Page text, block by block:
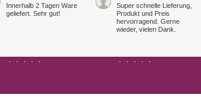
Innerhalb 2 Tagen Ware
geliefert. Sehr gut!
Super schnelle Lieferung,
Produkt und Preis
hervorragend. Gerne
wieder, vielen Dank.